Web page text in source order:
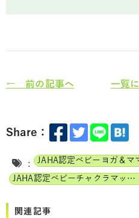
← 前の記事へ 一覧
Share：
:
JAHA認定ベビーチャクラマッサージインストラクター
関連記事